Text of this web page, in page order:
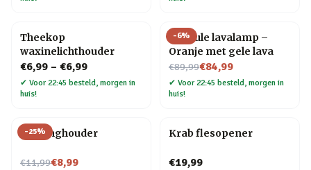
Theekop
waxinelichthouder
€6,99 – €6,99
✔ Voor 22:45 besteld, morgen in
huis!
-6%
Capsule lavalamp –
Oranje met gele lava
€89,99
Nu voor€84,99
✔ Voor 22:45 besteld, morgen in
huis!
-25%
Kat ringhouder
€11,99
Nu voor€8,99
Krab flesopener
€19,99